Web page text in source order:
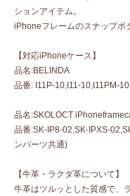
ションアイテム。
iPhoneフレームのスナップボ
【対応iPhoneケース】
品名:BELINDA
品番: I11P-10,I11-10,I11PM-
品名:SKOLOCT
品番:SK-IP8-02,SK-IPXS-
ンパーツ共通)
【牛革・ラクダ革について】
牛革はツルッとした質感で、